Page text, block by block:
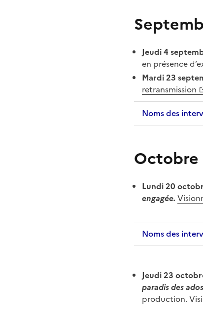
Jeudi 4
en présence
Mardi 23
retransmission
Noms des
Octobre
Lundi 20
engagée.
Noms des
Jeudi 23
paradis des ados
production.